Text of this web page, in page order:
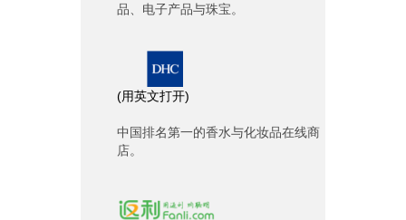
品、电子产品与珠宝。
(用英文打开)
中国排名第一的香水与化妆品在线商
店。